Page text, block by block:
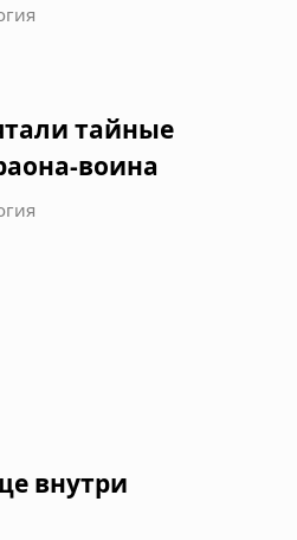
тайные
воина
внутри